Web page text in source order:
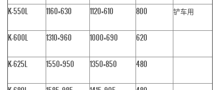
K-550L 1160×630 1120×610 800 铲车用
K-600L 1310×960 1000×690 620
K-625L 1550×950 1350×850 480